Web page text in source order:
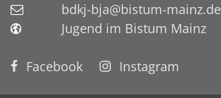
bdkj-bja@bistum-mainz.de
Jugend im Bistum Mainz
Facebook Instagram